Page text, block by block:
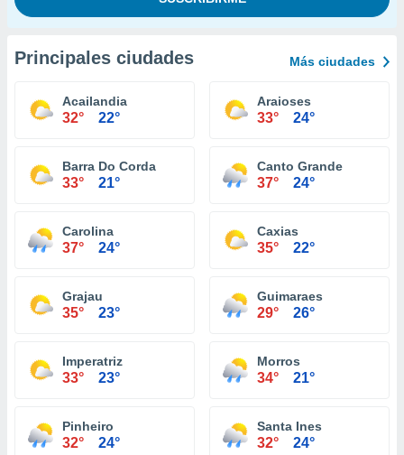
Principales ciudades Más ciudades
Acailandia
32° 22°
Araioses
33° 24°
Barra Do Corda
33° 21°
Canto Grande
37° 24°
Carolina
37° 24°
Caxias
35° 22°
Grajau
35° 23°
Guimaraes
29° 26°
Imperatriz
33° 23°
Morros
34° 21°
Pinheiro
32° 24°
Santa Ines
32° 24°